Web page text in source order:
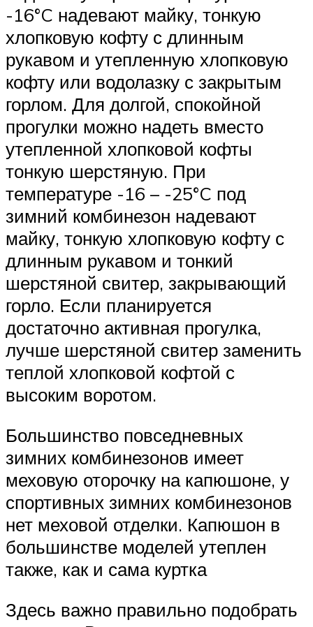
-16°C надевают майку, тонкую
хлопковую кофту с длинным
рукавом и утепленную хлопковую
кофту или водолазку с закрытым
горлом. Для долгой, спокойной
прогулки можно надеть вместо
утепленной хлопковой кофты
тонкую шерстяную. При
температуре -16 – -25°C под
зимний комбинезон надевают
майку, тонкую хлопковую кофту с
длинным рукавом и тонкий
шерстяной свитер, закрывающий
горло. Если планируется
достаточно активная прогулка,
лучше шерстяной свитер заменить
теплой хлопковой кофтой с
высоким воротом.
Большинство повседневных
зимних комбинезонов имеет
меховую оторочку на капюшоне, у
спортивных зимних комбинезонов
нет меховой отделки. Капюшон в
большинстве моделей утеплен
также, как и сама куртка
Здесь важно правильно подобрать